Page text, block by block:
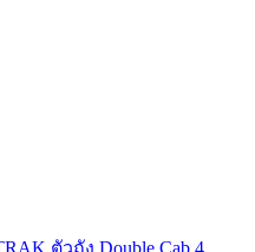
ตัวถัง Double Cab 4